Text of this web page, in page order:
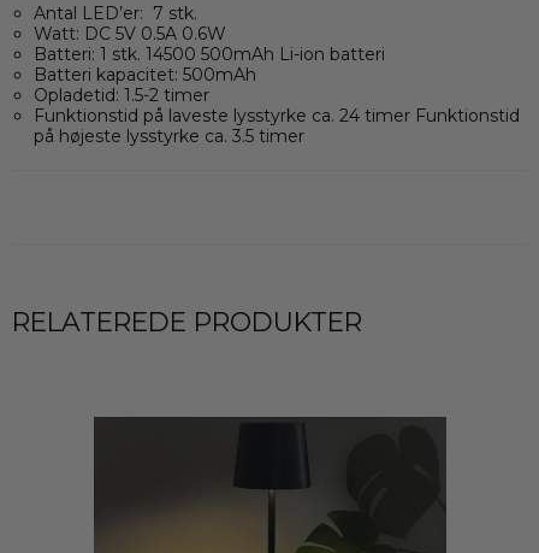
Antal LED’er: 7 stk.
Watt: DC 5V 0.5A 0.6W
Batteri: 1 stk. 14500 500mAh Li-ion batteri
Batteri kapacitet: 500mAh
Opladetid: 1.5-2 timer
Funktionstid på laveste lysstyrke ca. 24 timer Funktionstid
på højeste lysstyrke ca. 3.5 timer
RELATEREDE PRODUKTER